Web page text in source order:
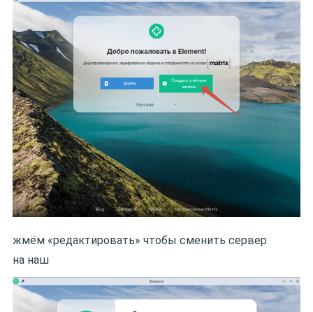
жмём «редактировать» чтобы сменить сервер
на наш